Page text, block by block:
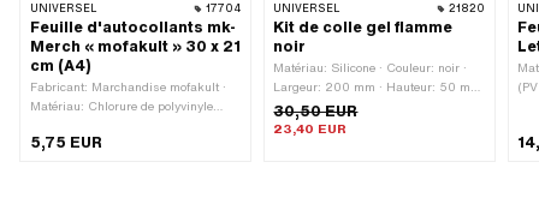
UNIVERSEL 17704
Feuille d'autocollants mk-
Merch « mofakult » 30 x 21
cm (A4)
Fabricant: Marchandise mofakult ·
Matériau: Chlorure de polyvinyle
d'utilisation: Universel · Couleur:
5,75 EUR
UNIVERSEL 21820
Kit de colle gel flamme
noir
Matériau: Silicone · Couleur: noir ·
Largeur: 200 mm · Hauteur: 50 mm
· Composition du verso: Colle · Lieu
d'utilisation: Universel ·
30,50 EUR
23,40 EUR